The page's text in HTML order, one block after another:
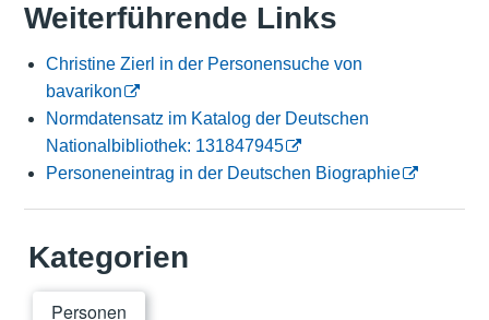
Weiterführende Links
Christine Zierl in der Personensuche von
bavarikon
Normdatensatz im Katalog der Deutschen
Nationalbibliothek: 131847945
Personeneintrag in der Deutschen Biographie
Kategorien
Personen